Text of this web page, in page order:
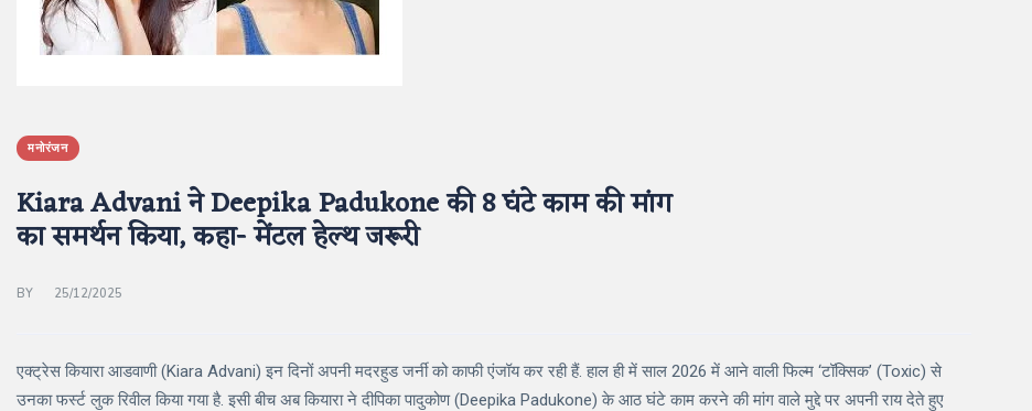
मनोरंजन
Kiara Advani ने Deepika Padukone की 8 घंटे काम की मांग
का समर्थन किया, कहा- मेंटल हेल्थ जरूरी
BY 25/12/2025
एक्ट्रेस कियारा आडवाणी (Kiara Advani) इन दिनों अपनी मदरहुड जर्नी को काफी एंजॉय कर रही हैं. हाल ही में साल 2026 में आने वाली फिल्म ‘टॉक्सिक’ (Toxic) से
उनका फर्स्ट लुक रिवील किया गया है. इसी बीच अब कियारा ने दीपिका पादुकोण (Deepika Padukone) के आठ घंटे काम करने की मांग वाले मुद्दे पर अपनी राय देते हुए